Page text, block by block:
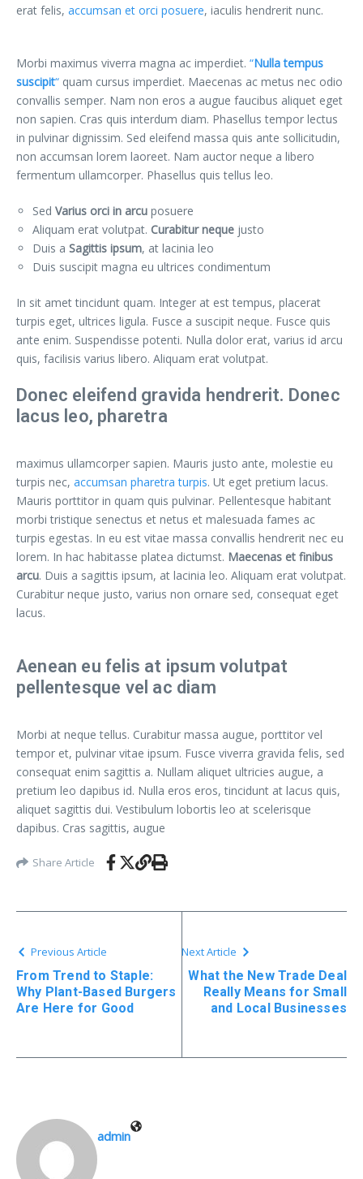
erat felis, accumsan et orci posuere, iaculis hendrerit nunc.
Morbi maximus viverra magna ac imperdiet. “Nulla tempus
suscipit“ quam cursus imperdiet. Maecenas ac metus nec odio
convallis semper. Nam non eros a augue faucibus aliquet eget
non sapien. Cras quis interdum diam. Phasellus tempor lectus
in pulvinar dignissim. Sed eleifend massa quis ante sollicitudin,
non accumsan lorem laoreet. Nam auctor neque a libero
fermentum ullamcorper. Phasellus quis tellus leo.
Sed Varius orci in arcu posuere
Aliquam erat volutpat. Curabitur neque justo
Duis a Sagittis ipsum, at lacinia leo
Duis suscipit magna eu ultrices condimentum
In sit amet tincidunt quam. Integer at est tempus, placerat
turpis eget, ultrices ligula. Fusce a suscipit neque. Fusce quis
ante enim. Suspendisse potenti. Nulla dolor erat, varius id arcu
quis, facilisis varius libero. Aliquam erat volutpat.
Donec eleifend gravida hendrerit. Donec
lacus leo, pharetra
maximus ullamcorper sapien. Mauris justo ante, molestie eu
turpis nec, accumsan pharetra turpis. Ut eget pretium lacus.
Mauris porttitor in quam quis pulvinar. Pellentesque habitant
morbi tristique senectus et netus et malesuada fames ac
turpis egestas. In eu est vitae massa convallis hendrerit nec eu
lorem. In hac habitasse platea dictumst. Maecenas et finibus
arcu. Duis a sagittis ipsum, at lacinia leo. Aliquam erat volutpat.
Curabitur neque justo, varius non ornare sed, consequat eget
lacus.
Aenean eu felis at ipsum volutpat
pellentesque vel ac diam
Morbi at neque tellus. Curabitur massa augue, porttitor vel
tempor et, pulvinar vitae ipsum. Fusce viverra gravida felis, sed
consequat enim sagittis a. Nullam aliquet ultricies augue, a
pretium leo dapibus id. Nulla eros eros, tincidunt at lacus quis,
aliquet sagittis dui. Vestibulum lobortis leo at scelerisque
dapibus. Cras sagittis, augue
Share Article
Previous Article
From Trend to Staple:
Why Plant-Based Burgers
Are Here for Good
Next Article
What the New Trade Deal
Really Means for Small
and Local Businesses
admin